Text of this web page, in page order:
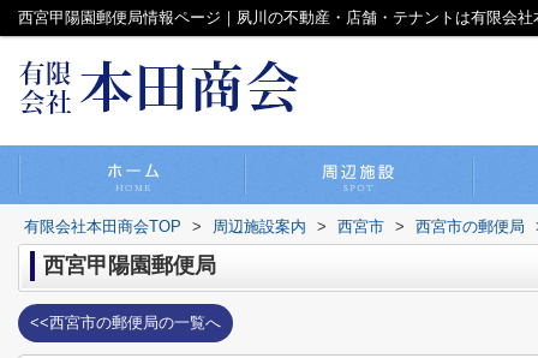
西宮甲陽園郵便局情報ページ｜夙川の不動産・店舗・テナントは有限会社
有限会社本田商会TOP > 周辺施設案内 > 西宮市 > 西宮市の郵便局
西宮甲陽園郵便局
<<西宮市の郵便局の一覧へ